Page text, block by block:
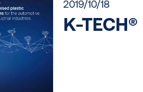
2019/10/18
K-